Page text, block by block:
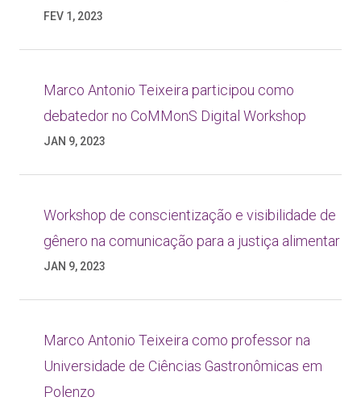
FEV 1, 2023
Marco Antonio Teixeira participou como
debatedor no CoMMonS Digital Workshop
JAN 9, 2023
Workshop de conscientização e visibilidade de
gênero na comunicação para a justiça alimentar
JAN 9, 2023
Marco Antonio Teixeira como professor na
Universidade de Ciências Gastronômicas em
Polenzo